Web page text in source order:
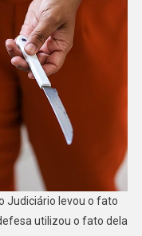
Judiciário levou o fato
utilizou o fato dela